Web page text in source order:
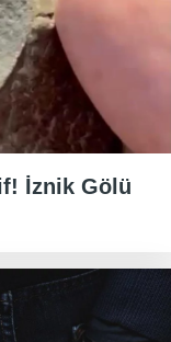
İznik Gölü